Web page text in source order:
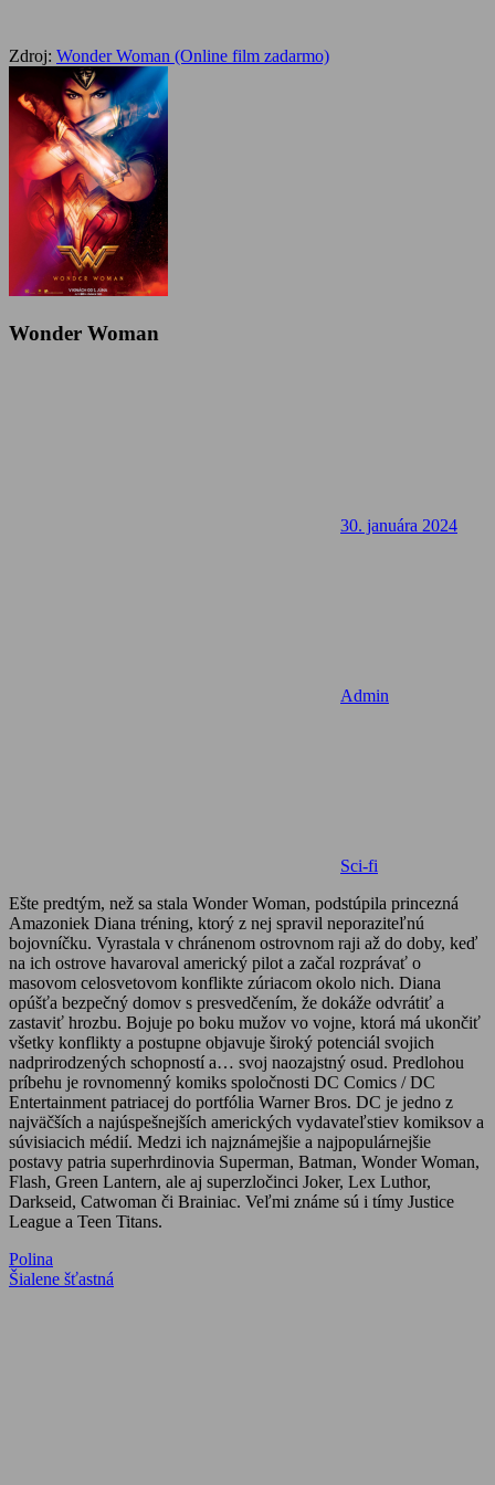
Zdroj: Wonder Woman (Online film zadarmo)
Wonder Woman
30. januára 2024
Admin
Sci-fi
Ešte predtým, než sa stala Wonder Woman, podstúpila princezná
Amazoniek Diana tréning, ktorý z nej spravil neporaziteľnú
bojovníčku. Vyrastala v chránenom ostrovnom raji až do doby, keď
na ich ostrove havaroval americký pilot a začal rozprávať o
masovom celosvetovom konflikte zúriacom okolo nich. Diana
opúšťa bezpečný domov s presvedčením, že dokáže odvrátiť a
zastaviť hrozbu. Bojuje po boku mužov vo vojne, ktorá má ukončiť
všetky konflikty a postupne objavuje široký potenciál svojich
nadprirodzených schopností a… svoj naozajstný osud. Predlohou
príbehu je rovnomenný komiks spoločnosti DC Comics / DC
Entertainment patriacej do portfólia Warner Bros. DC je jedno z
najväčších a najúspešnejších amerických vydavateľstiev komiksov a
súvisiacich médií. Medzi ich najznámejšie a najpopulárnejšie
postavy patria superhrdinovia Superman, Batman, Wonder Woman,
Flash, Green Lantern, ale aj superzločinci Joker, Lex Luthor,
Darkseid, Catwoman či Brainiac. Veľmi známe sú i tímy Justice
League a Teen Titans.
Navigácia
v
Previous
Post:
Polina
Next
Šialene šťastná